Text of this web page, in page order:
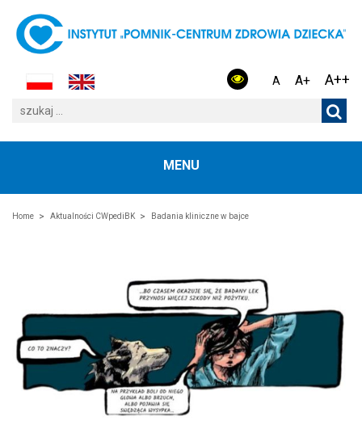
A A+ A++
MENU
Home Aktualności CWpediBK Badania kliniczne w bajce